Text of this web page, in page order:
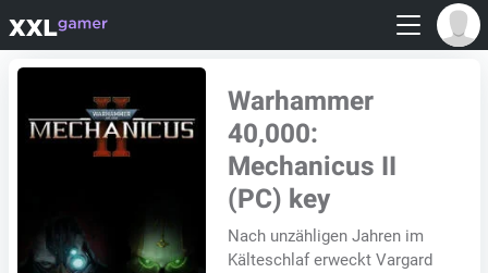
Warhammer
40,000:
Mechanicus II
(PC) key
Nach unzähligen Jahren im
Kälteschlaf erweckt Vargard